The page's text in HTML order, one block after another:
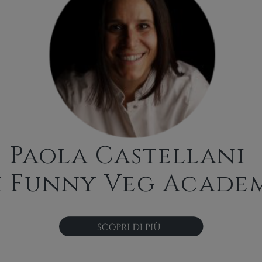
Paola Castellani
Veg